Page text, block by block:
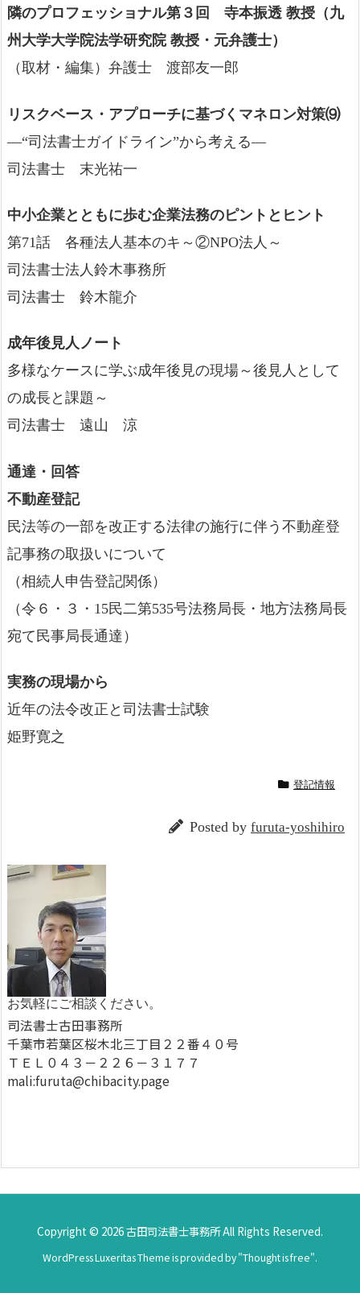
隣のプロフェッショナル第３回 寺本振透 教授（九
州大学大学院法学研究院 教授・元弁護士）
（取材・編集）弁護士 渡部友一郎
リスクベース・アプローチに基づくマネロン対策⑼
―“司法書士ガイドライン”から考える―
司法書士 末光祐一
中小企業とともに歩む企業法務のピントとヒント
第71話 各種法人基本のキ～②NPO法人～
司法書士法人鈴木事務所
司法書士 鈴木龍介
成年後見人ノート
多様なケースに学ぶ成年後見の現場～後見人として
の成長と課題～
司法書士 遠山 涼
通達・回答
不動産登記
民法等の一部を改正する法律の施行に伴う不動産登
記事務の取扱いについて
（相続人申告登記関係）
（令６・３・15民二第535号法務局長・地方法務局長
宛て民事局長通達）
実務の現場から
近年の法令改正と司法書士試験
姫野寛之
登記情報
Posted by furuta-yoshihiro
お気軽にご相談ください。
司法書士古田事務所
千葉市若葉区桜木北三丁目２２番４０号
ＴＥＬ０４３－２２６－３１７７
mali:furuta@chibacity.page
Copyright © 2026古田司法書士事務所All Rights Reserved.
WordPress Luxeritas Theme is provided by "Thought is free".